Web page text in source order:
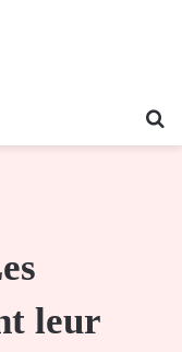
leur